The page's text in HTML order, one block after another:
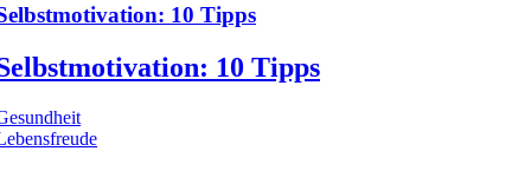
10 Tipps
10 Tipps